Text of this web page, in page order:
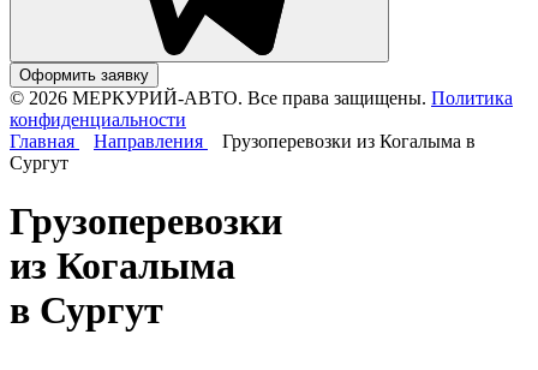
Оформить заявку
© 2026 МЕРКУРИЙ-АВТО. Все права защищены. Политика
конфиденциальности
Главная
Направления
Грузоперевозки из Когалыма в
Сургут
Грузоперевозки
из Когалыма
в Сургут